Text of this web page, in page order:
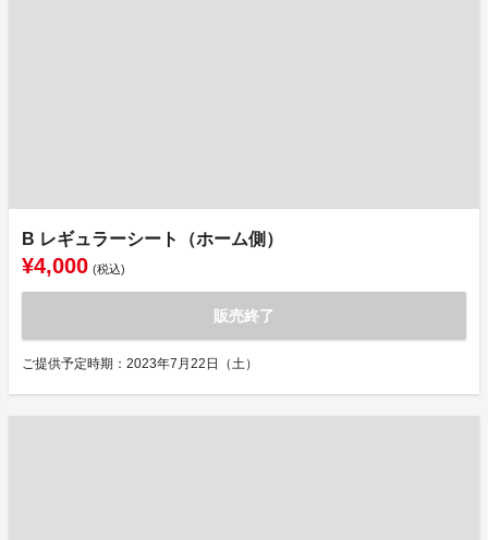
B レギュラーシート（ホーム側）
¥4,000 (税込)
販売終了
ご提供予定時期：2023年7月22日（土）